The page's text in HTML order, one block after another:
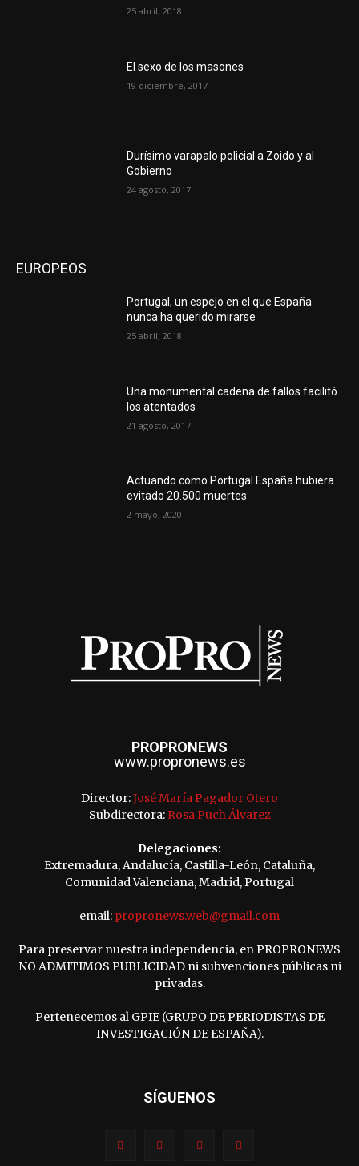
25 abril, 2018
El sexo de los masones
19 diciembre, 2017
Durísimo varapalo policial a Zoido y al
Gobierno
24 agosto, 2017
EUROPEOS
Portugal, un espejo en el que España
nunca ha querido mirarse
25 abril, 2018
Una monumental cadena de fallos facilitó
los atentados
21 agosto, 2017
Actuando como Portugal España hubiera
evitado 20.500 muertes
2 mayo, 2020
PROPRONEWS
www.propronews.es
Director:José María Pagador Otero
Subdirectora: Rosa Puch Álvarez
Delegaciones:
Extremadura, Andalucía, Castilla-León, Cataluña,
Comunidad Valenciana, Madrid, Portugal
email: propronews.web@gmail.com
Para preservar nuestra independencia, en PROPRONEWS
NO ADMITIMOS PUBLICIDAD ni subvenciones públicas ni
privadas.
Pertenecemos al GPIE (GRUPO DE PERIODISTAS DE
INVESTIGACIÓN DE ESPAÑA).
SÍGUENOS